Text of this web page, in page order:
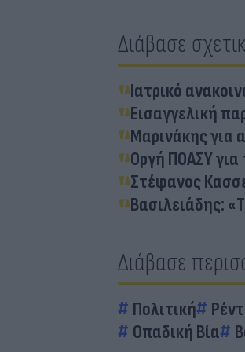
Διάβασε
Ιατρικό
Εισαγγελική
Μαρινάκης για
Οργή ΠΟΑΣΥ
Στέφανος
Βασιλειάδης:
Διάβασε
Πολιτική
Οπαδική Βία